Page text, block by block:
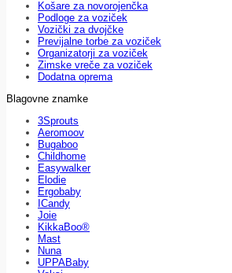
Košare za novorojenčka
Podloge za voziček
Vozički za dvojčke
Previjalne torbe za voziček
Organizatorji za voziček
Zimske vreče za voziček
Dodatna oprema
Blagovne znamke
3Sprouts
Aeromoov
Bugaboo
Childhome
Easywalker
Elodie
Ergobaby
ICandy
Joie
KikkaBoo®
Mast
Nuna
UPPABaby